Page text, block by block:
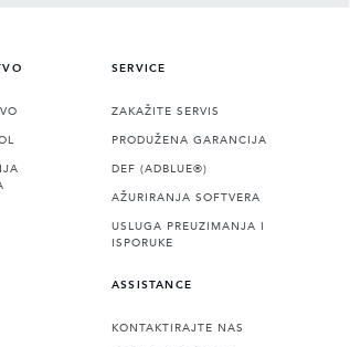
SERVICE
ZAKAŽITE SERVIS
PRODUŽENA GARANCIJA
DEF (ADBLUE®)
AŽURIRANJA SOFTVERA
USLUGA PREUZIMANJA I
ISPORUKE
ASSISTANCE
KONTAKTIRAJTE NAS